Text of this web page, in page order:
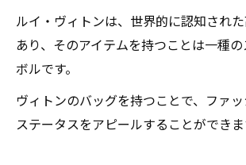
ルイ・ヴィトンは、世界的に認知され
あり、そのアイテムを持つことは一種
ボルです。
ヴィトンのバッグを持つことで、ファ
ステータスをアピールすることができま